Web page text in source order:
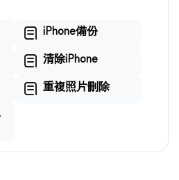
iPhone備份
清除iPhone
重複照片刪除